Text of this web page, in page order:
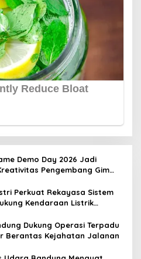
Demo Day 2026 Jadi
Pengembang Gim
Perkuat Rekayasa Sistem
Kendaraan Listrik
Dukung Operasi Terpadu
Berantas Kejahatan Jalanan